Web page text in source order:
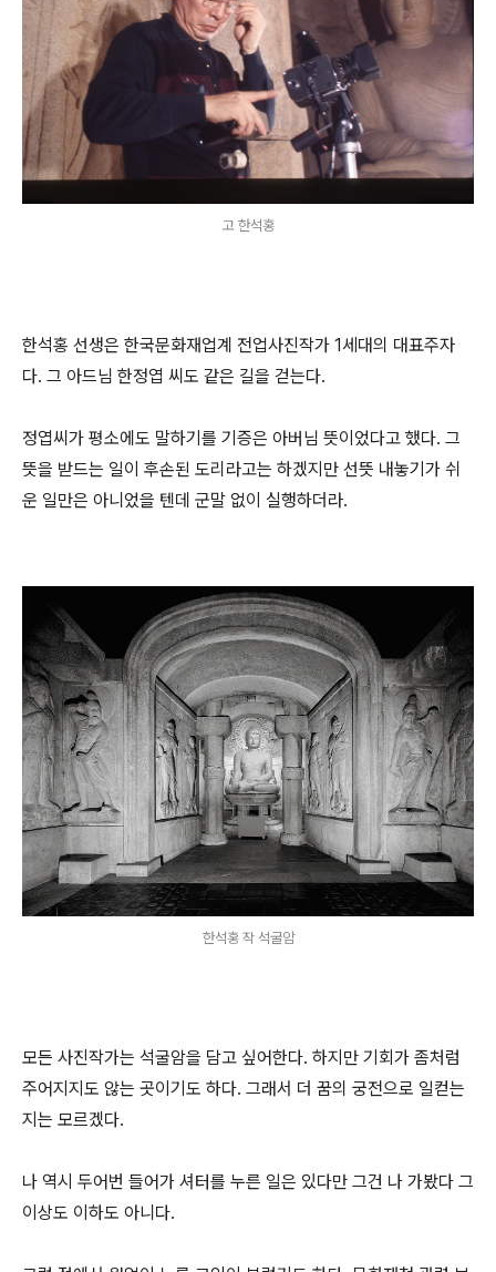
고 한석홍
한석홍 선생은 한국문화재업계 전업사진작가 1세대의 대표주자
다. 그 아드님 한정엽 씨도 같은 길을 걷는다.
정엽씨가 평소에도 말하기를 기증은 아버님 뜻이었다고 했다. 그
뜻을 받드는 일이 후손된 도리라고는 하겠지만 선뜻 내놓기가 쉬
운 일만은 아니었을 텐데 군말 없이 실행하더라.
한석홍 작 석굴암
모든 사진작가는 석굴암을 담고 싶어한다. 하지만 기회가 좀처럼
주어지지도 않는 곳이기도 하다. 그래서 더 꿈의 궁전으로 일컫는
지는 모르겠다.
나 역시 두어번 들어가 셔터를 누른 일은 있다만 그건 나 가봤다 그
이상도 이하도 아니다.